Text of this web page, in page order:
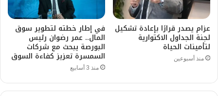
عزام يصدر قرارًا بإعادة تشكيل
لجنة الجداول الاكتوارية
لتأمينات الحياة
منذ أسبوعين
في إطار خطته لتطوير سوق
المال.. عمر رضوان رئيس
البورصة يبحث مع شركات
السمسرة تعزيز كفاءة السوق
منذ 3 أسابيع